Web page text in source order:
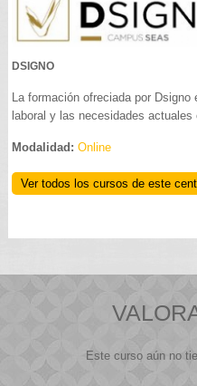
DSIGNO
La formación ofreciada por
laboral y las necesidades actuales
Modalidad:Online
Ver todos los cursos de este
Este curso aún no